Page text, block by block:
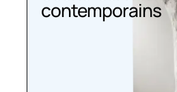
contemporains